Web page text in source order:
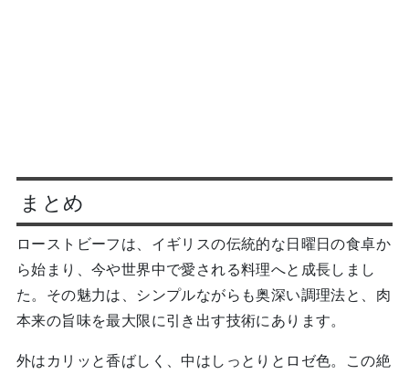
まとめ
ローストビーフは、イギリスの伝統的な日曜日の食卓か
ら始まり、今や世界中で愛される料理へと成長しまし
た。その魅力は、シンプルながらも奥深い調理法と、肉
本来の旨味を最大限に引き出す技術にあります。
外はカリッと香ばしく、中はしっとりとロゼ色。この絶